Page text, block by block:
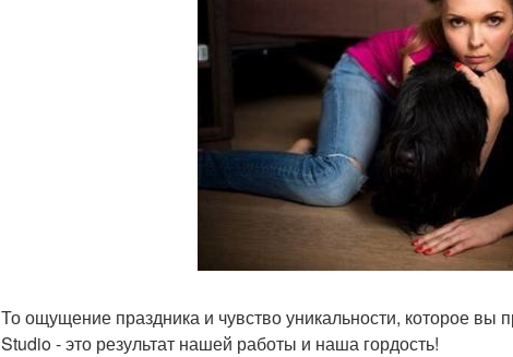
То ощущение праздника и чувство уникальности, которое вы
Studio - это результат нашей работы и наша гордость!